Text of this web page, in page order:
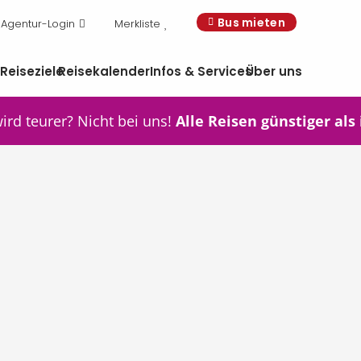
Agentur-Login Merkliste Bus mieten
ReisezieleReisekalenderInfos & ServicesÜber uns
teurer? Nicht bei uns! Alle Reisen günstiger